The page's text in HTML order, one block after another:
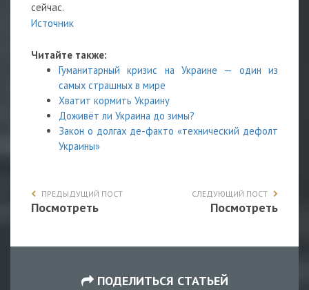
сейчас.
Источник
Читайте также:
Гуманитарный кризис на Украине — один из
самых страшных в мире
Хватит кормить Украину
Доживёт ли Украина до зимы?
Закон о долгах де-факто «технический дефолт
Украины»
ПРЕДЫДУЩИЙ ПОСТ
Посмотреть
СЛЕДУЮЩИЙ ПОСТ
Посмотреть
ПОДЕЛИТЬСЯ СТАТЬЕЙ